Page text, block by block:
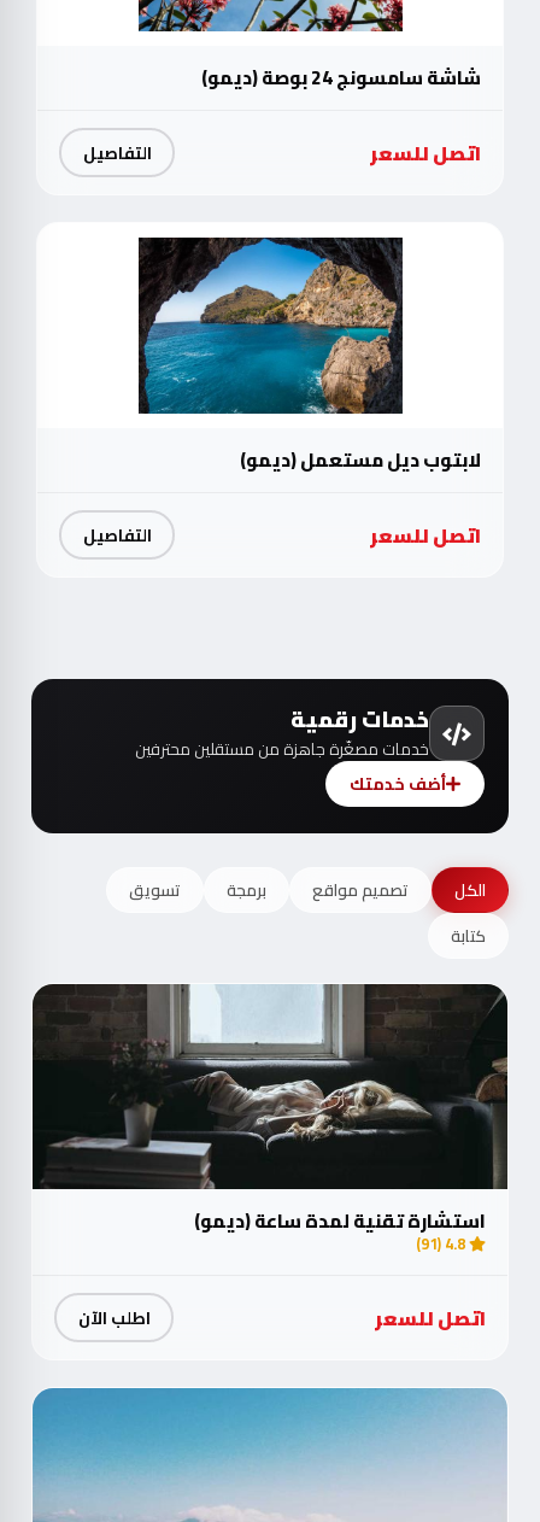
شاشة سامسونج 24 بوصة (ديمو)
اتصل للسعر التفاصيل
لابتوب ديل مستعمل (ديمو)
اتصل للسعر التفاصيل
خدمات رقمية
خدمات مصغّرة جاهزة من مستقلين محترفين
أضف خدمتك
الكل تصميم مواقع برمجة
تسويق
كتابة
استشارة تقنية لمدة ساعة (ديمو)
4.8 (91)
اتصل للسعر اطلب الآن